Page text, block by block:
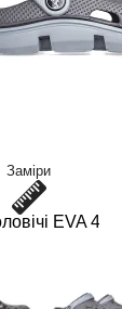
Заміри
EVA 41-